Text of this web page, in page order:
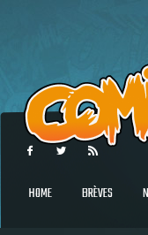
HOME BRÈVES